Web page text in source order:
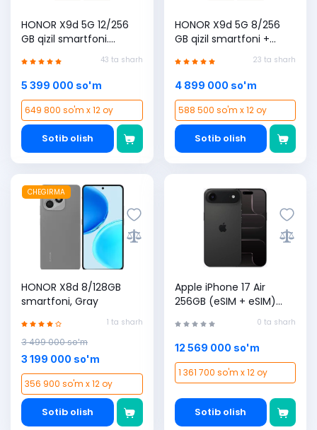
HONOR X9d 5G 12/256
GB qizil smartfoni.
BESTSELLER! + Uzmobile
SIM karta sovg'a (1 yilga
365 GB bonus)
43 ta sharh
5 399 000 so'm
649 800 so'm x 12 oy
Sotib olish
HONOR X9d 5G 8/256
GB qizil smartfoni +
Uzmobile SIM karta
sovg'a (1 yilga 365 GB
bonus)
23 ta sharh
4 899 000 so'm
588 500 so'm x 12 oy
Sotib olish
CHEGIRMA
HONOR X8d 8/128GB
smartfoni, Gray
1 ta sharh
3 499 000 so'm
3 199 000 so'm
356 900 so'm x 12 oy
Sotib olish
Apple iPhone 17 Air
256GB (eSIM + eSIM)
Space Black smartfoni
0 ta sharh
12 569 000 so'm
1 361 700 so'm x 12 oy
Sotib olish